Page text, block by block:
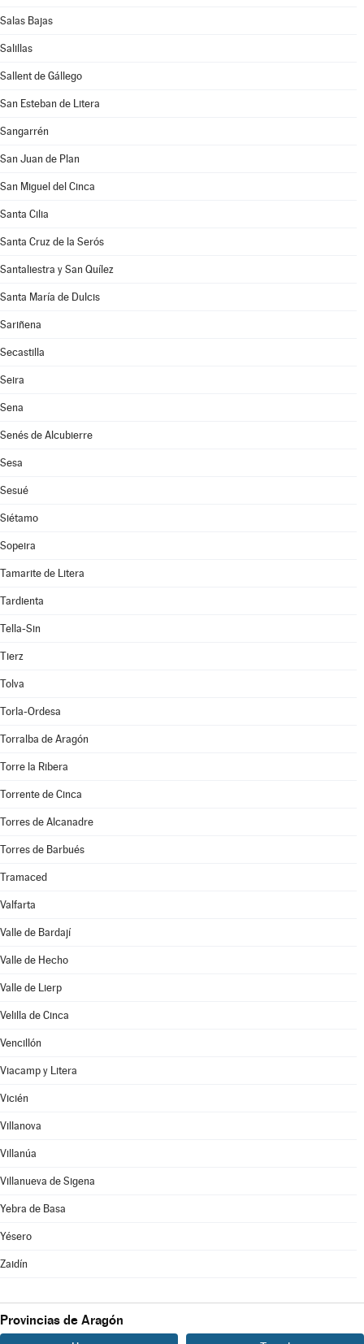
Salas Bajas
Salillas
Sallent de Gállego
San Esteban de Litera
Sangarrén
San Juan de Plan
San Miguel del Cinca
Santa Cilia
Santa Cruz de la Serós
Santaliestra y San Quílez
Santa María de Dulcis
Sariñena
Secastilla
Seira
Sena
Senés de Alcubierre
Sesa
Sesué
Siétamo
Sopeira
Tamarite de Litera
Tardienta
Tella-Sin
Tierz
Tolva
Torla-Ordesa
Torralba de Aragón
Torre la Ribera
Torrente de Cinca
Torres de Alcanadre
Torres de Barbués
Tramaced
Valfarta
Valle de Bardají
Valle de Hecho
Valle de Lierp
Velilla de Cinca
Vencillón
Viacamp y Litera
Vicién
Villanova
Villanúa
Villanueva de Sigena
Yebra de Basa
Yésero
Zaidín
Provincias de Aragón